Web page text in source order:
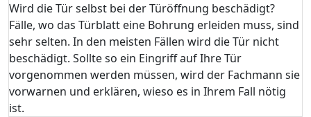
Wird die Tür selbst bei der Türöffnung beschädigt?
Fälle, wo das Türblatt eine Bohrung erleiden muss, sind
sehr selten. In den meisten Fällen wird die Tür nicht
beschädigt. Sollte so ein Eingriff auf Ihre Tür
vorgenommen werden müssen, wird der Fachmann sie
vorwarnen und erklären, wieso es in Ihrem Fall nötig
ist.